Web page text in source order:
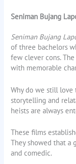
Seniman Bujang
Seniman Bujang
of three bachelors
few clever cons.
with memorable
Why do we still
storytelling and
heists are always
These films
They showed that a
and comedic.